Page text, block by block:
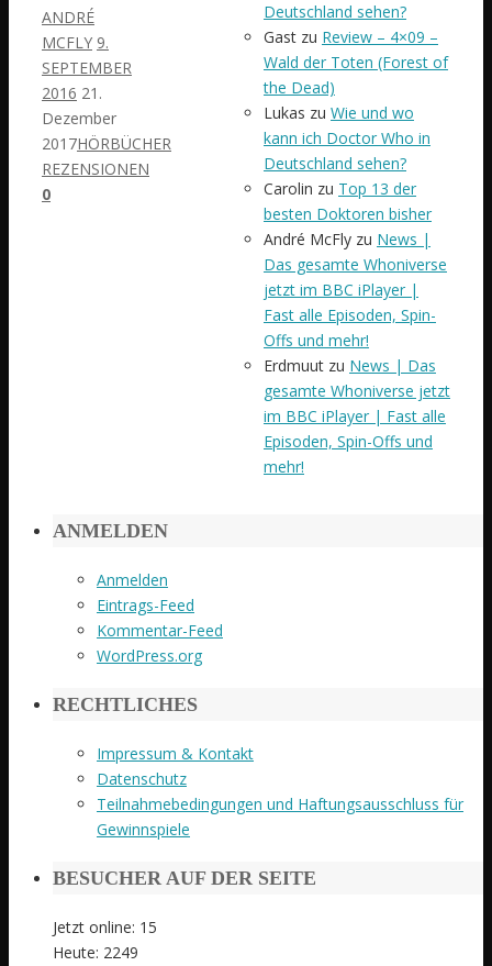
ANDRÉ
MCFLY 9.
SEPTEMBER
2016 21.
Dezember
2017HÖRBÜCHER
REZENSIONEN
0
Deutschland sehen?
Gast zu Review – 4×09 –
Wald der Toten (Forest of
the Dead)
Lukas zu Wie und wo
kann ich Doctor Who in
Deutschland sehen?
Carolin zu Top 13 der
besten Doktoren bisher
André McFly zu News |
Das gesamte Whoniverse
jetzt im BBC iPlayer |
Fast alle Episoden, Spin-
Offs und mehr!
Erdmuut zu News | Das
gesamte Whoniverse jetzt
im BBC iPlayer | Fast alle
Episoden, Spin-Offs und
mehr!
ANMELDEN
Anmelden
Eintrags-Feed
Kommentar-Feed
WordPress.org
RECHTLICHES
Impressum & Kontakt
Datenschutz
Teilnahmebedingungen und Haftungsausschluss für
Gewinnspiele
BESUCHER AUF DER SEITE
Jetzt online: 15
Heute: 2249